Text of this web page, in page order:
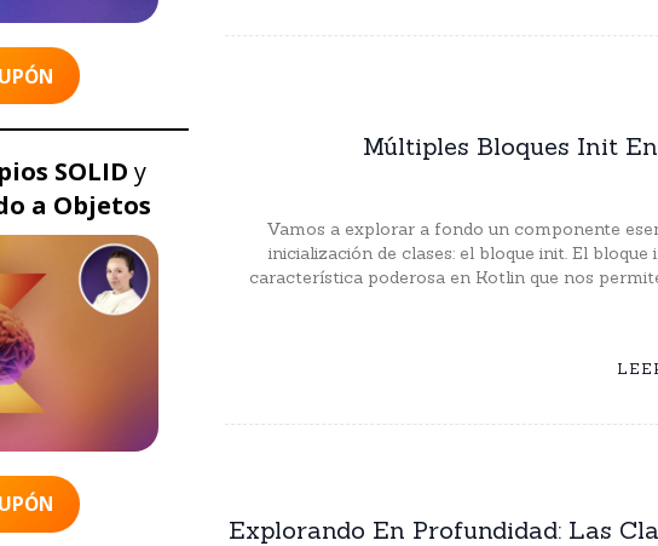
SOLID y
a Objetos
Múltiples Bloques Init
Vamos a explorar a fondo un componente
inicialización de clases: el bloque init. El bloque
característica poderosa en Kotlin que nos
Explorando En Profundidad: Las